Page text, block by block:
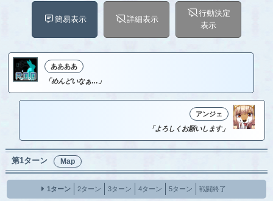
簡易表示 詳細表示
行動決定
表示
ああああ
「めんどいなぁ…」
アンジェ
「よろしくお願いします」
第1ターン Map
1ターン 2ターン 3ターン 4ターン 5ターン 戦闘終了